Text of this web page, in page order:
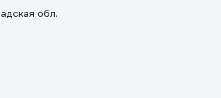
обл.